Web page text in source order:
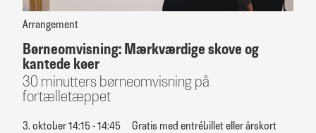
Arrangement
Børneomvisning: Mærkværdige skove og
kantede køer
30 minutters børneomvisning på
fortælletæppet
3. oktober 14:15 - 14:45 Gratis med entrébillet eller årskort